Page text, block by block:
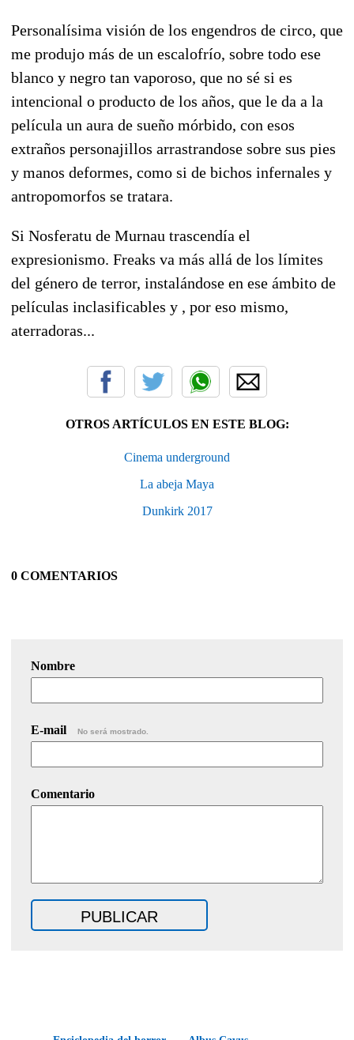
Personalísima visión de los engendros de circo, que
me produjo más de un escalofrío, sobre todo ese
blanco y negro tan vaporoso, que no sé si es
intencional o producto de los años, que le da a la
película un aura de sueño mórbido, con esos
extraños personajillos arrastrandose sobre sus pies
y manos deformes, como si de bichos infernales y
antropomorfos se tratara.
Si Nosferatu de Murnau trascendía el
expresionismo. Freaks va más allá de los límites
del género de terror, instalándose en ese ámbito de
películas inclasificables y , por eso mismo,
aterradoras...
OTROS ARTÍCULOS EN ESTE BLOG:
Cinema underground
La abeja Maya
Dunkirk 2017
0 COMENTARIOS
Nombre
E-mail No será mostrado.
Comentario